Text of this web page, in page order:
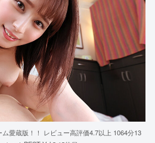
ム愛蔵版！！ レビュー高評価4.7以上 1064分13